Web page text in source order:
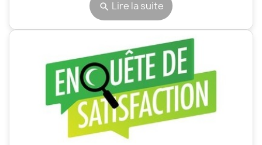
search Lire la suite